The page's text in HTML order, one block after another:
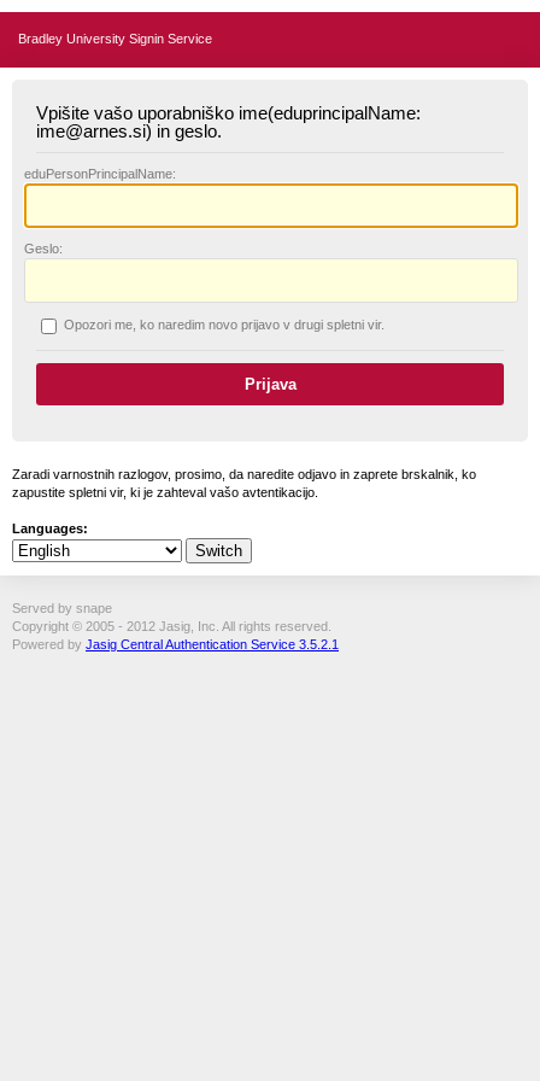
Bradley University Signin Service
Vpišite vašo uporabniško ime(eduprincipalName:
ime@arnes.si) in geslo.
eduPersonPrincipalName:
Geslo:
Opozori me, ko naredim novo prijavo v drugi spletni vir.
Zaradi varnostnih razlogov, prosimo, da naredite odjavo in zaprete brskalnik, ko
zapustite spletni vir, ki je zahteval vašo avtentikacijo.
Languages:
Served by snape
Copyright © 2005 - 2012 Jasig, Inc. All rights reserved.
Powered by Jasig Central Authentication Service 3.5.2.1